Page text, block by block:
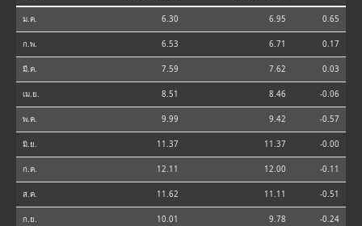
ม.ค. 6.30 6.95 0.65
ก.พ. 6.53 6.71 0.17
มี.ค. 7.59 7.62 0.03
เม.ย. 8.51 8.46 -0.06
พ.ค. 9.99 9.42 -0.57
มิ.ย. 11.37 11.37 -0.00
ก.ค. 12.11 12.00 -0.11
ส.ค. 11.62 11.11 -0.51
ก.ย. 10.01 9.78 -0.24